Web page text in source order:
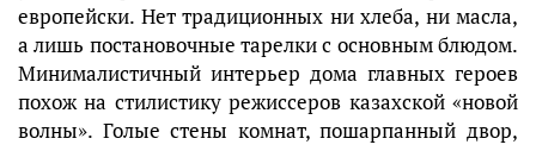
европейски. Нет традиционных ни хлеба, ни масла,
а лишь постановочные тарелки с основным блюдом.
Минималистичный интерьер дома главных героев
похож на стилистику режиссеров казахской «новой
волны». Голые стены комнат, пошарпанный двор,